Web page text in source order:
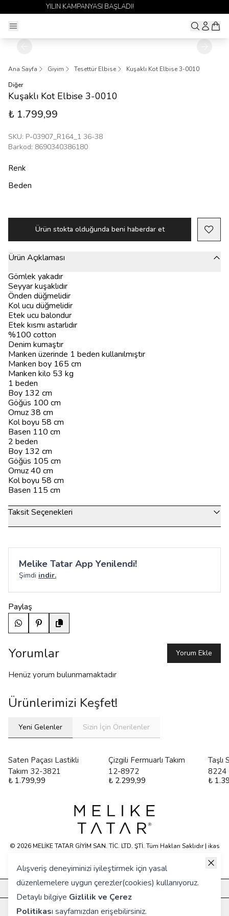
Alışveriş deneyiminizi iyileştirmek için yasal
düzenlemelere uygun çerezler(cookies) kullanıyoruz.
Detaylı bilgiye Gizlilik ve Çerez
Politikası sayfamızdan erişebilirsiniz.
1 ALANA 1 BEDAVA YAYINDA 🎉
Ana Sayfa Giyim Tesettür Elbise
Kuşaklı Kot Elbise 3-0010
Diğer
Kuşaklı Kot Elbise 3-0010
₺ 1.799,99
SKU: P-03907_R164_1 36-38
Barkod: 8690340386180
Renk
Beden
Ürün stokta olduğunda beni haberdar et
Ürün Açıklaması
Gömlek yakadır
Seyyar kuşaklıdır
Önden düğmelidir
Kol ucu düğmelidir
Etek ucu balondur
Etek kısmı astarlıdır
%100 cotton
Denim kumaştır
Manken üzerinde 1 beden kullanılmıştır
Manken boy 165 cm
Manken kilo 53 kg
1 beden
Boy 132 cm
Göğüs 100 cm
Omuz 38 cm
Kol boyu 58 cm
Basen 110 cm
2 beden
Boy 132 cm
Göğüs 105 cm
Omuz 40 cm
Kol boyu 58 cm
Basen 115 cm
Taksit Seçenekleri
Melike Tatar App Yenilendi!
Şimdi indir.
Paylaş
Yorumlar Yorum Ekle
Henüz yorum bulunmamaktadır
Ürünlerimizi Keşfet!
Yeni Gelenler Sizin İçin Önerilenler
Saten Paçası Lastikli
Takım 32-3821
₺ 1.799,99
Çizgili Fermuarlı Takım
12-8972
₺ 2.299,99
Taşlı
8224
₺
KURUMSAL
HIZLI ERİŞİM
© 2026 MELİKE TATAR GİYİM SAN. TİC. LTD. ŞTİ. Tüm Hakları Saklıdır | ikas